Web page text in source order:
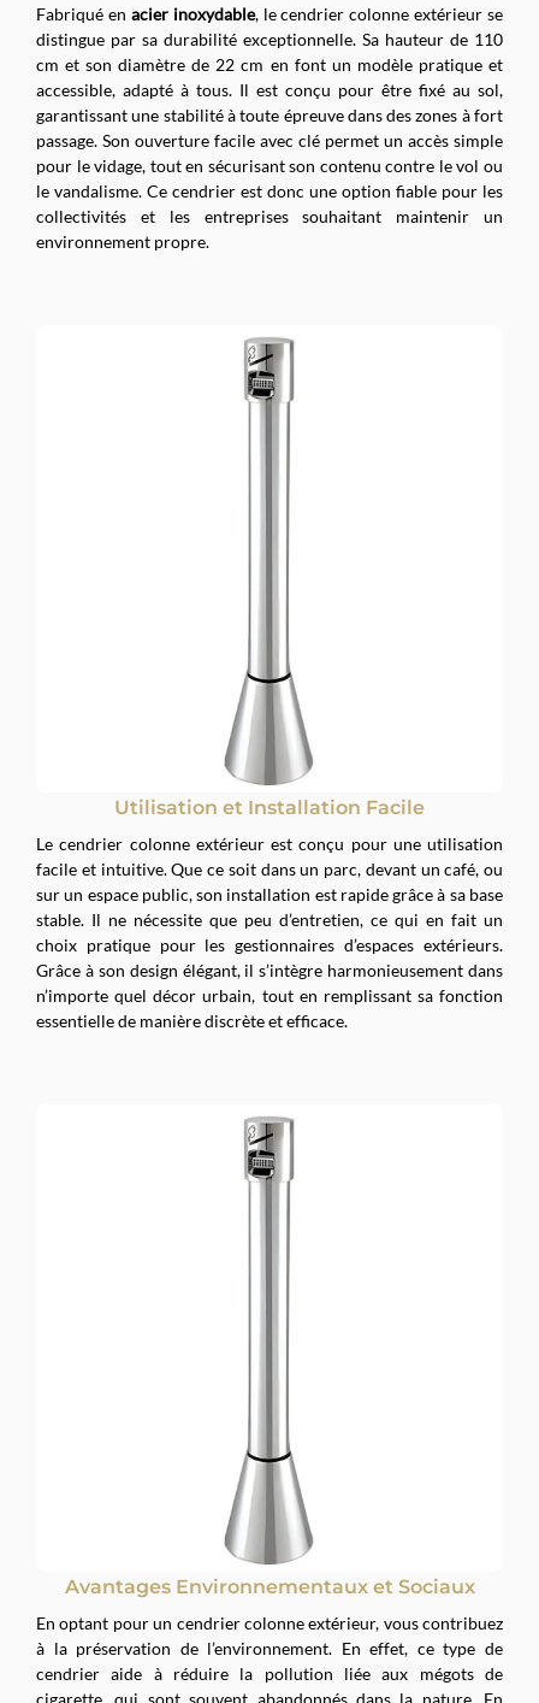
Fabriqué en acier inoxydable, le cendrier colonne extérieur se
distingue par sa durabilité exceptionnelle. Sa hauteur de 110
cm et son diamètre de 22 cm en font un modèle pratique et
accessible, adapté à tous. Il est conçu pour être fixé au sol,
garantissant une stabilité à toute épreuve dans des zones à fort
passage. Son ouverture facile avec clé permet un accès simple
pour le vidage, tout en sécurisant son contenu contre le vol ou
le vandalisme. Ce cendrier est donc une option fiable pour les
collectivités et les entreprises souhaitant maintenir un
environnement propre.
Utilisation et Installation Facile
Le cendrier colonne extérieur est conçu pour une utilisation
facile et intuitive. Que ce soit dans un parc, devant un café, ou
sur un espace public, son installation est rapide grâce à sa base
stable. Il ne nécessite que peu d’entretien, ce qui en fait un
choix pratique pour les gestionnaires d’espaces extérieurs.
Grâce à son design élégant, il s’intègre harmonieusement dans
n’importe quel décor urbain, tout en remplissant sa fonction
essentielle de manière discrète et efficace.
Avantages Environnementaux et Sociaux
En optant pour un cendrier colonne extérieur, vous contribuez
à la préservation de l’environnement. En effet, ce type de
cendrier aide à réduire la pollution liée aux mégots de